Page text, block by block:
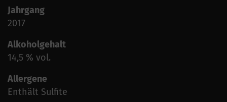
Jahrgang
2017
Alkoholgehalt
14,5 % vol.
Allergene
Enthält Sulfite